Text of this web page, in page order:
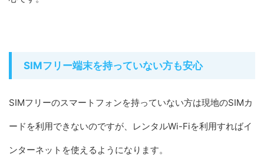
SIMフリー端末を持っていない方も安心
SIMフリーのスマートフォンを持っていない方は現地のSIMカ
ードを利用できないのですが、レンタルWi-Fiを利用すればイ
ンターネットを使えるようになります。